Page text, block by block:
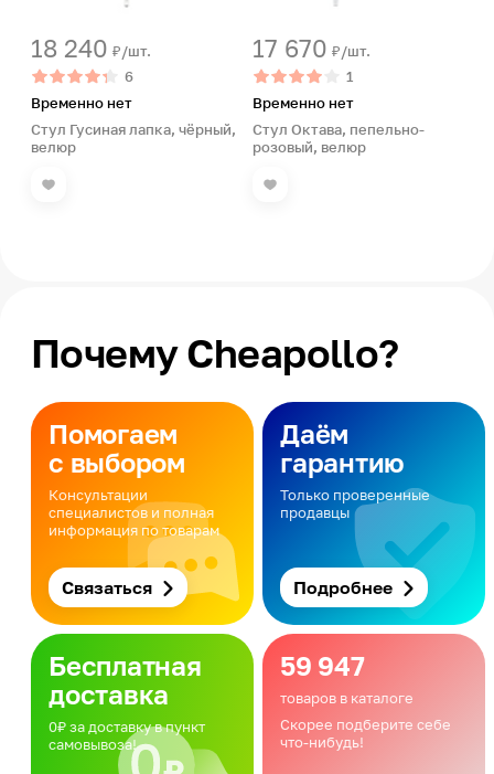
18 240 ₽/шт.
6
Временно нет
Стул Гусиная лапка, чёрный,
велюр
17 670 ₽/шт.
1
Временно нет
Стул Октава, пепельно-
розовый, велюр
Почему Cheapollo?
Помогаем
с выбором
Консультации
специалистов и полная
информация по товарам
Связаться
Даём
гарантию
Только проверенные
продавцы
Подробнее
Бесплатная
доставка
0₽ за доставку в пункт
самовывоза!
59 947
товаров в каталоге
Скорее подберите себе
что-нибудь!